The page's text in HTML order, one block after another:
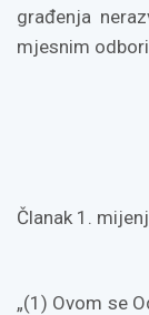
građenja
mjesnim
Članak 1.
„(1) Ovom se